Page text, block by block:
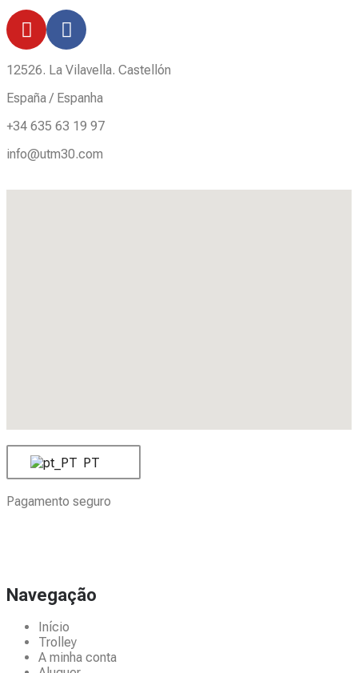
12526. La Vilavella. Castellón
España / Espanha
+34 635 63 19 97
info@utm30.com
PT
Pagamento seguro
Navegação
Início
Trolley
A minha conta